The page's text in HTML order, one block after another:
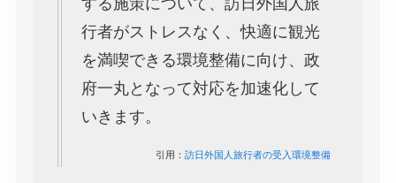
行者がストレスなく、快適に観光
を満喫できる環境整備に向け、政
府一丸となって対応を加速化して
いきます。
引用：訪日外国人旅行者の受入環境整備